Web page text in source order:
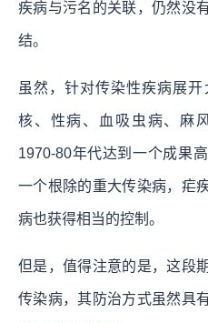
疾病与污名的关联，仍然没
结。
虽然，针对传染性疾病展
核、性病、血吸虫病、麻
1970-80年代达到一个成果
一个根除的重大传染病，疟
病也获得相当的控制。
但是，值得注意的是，这段
传染病，其防治方式虽然具